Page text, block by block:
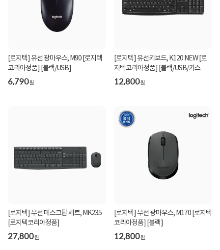
[로지텍] 유선 광마우스, M90 [로지텍
코리아정품] [블랙/USB]
6,790원
[로지텍] 유선키보드, K120 NEW [로
지텍코리아정품] [블랙/USB/키스킨포
함]
12,800원
[로지텍] 무선 데스크탑 세트, MK235
[로지텍코리아정품]
27,800원
[로지텍] 무선 광마우스, M170 [로지텍
코리아정품] [블랙]
12,800원